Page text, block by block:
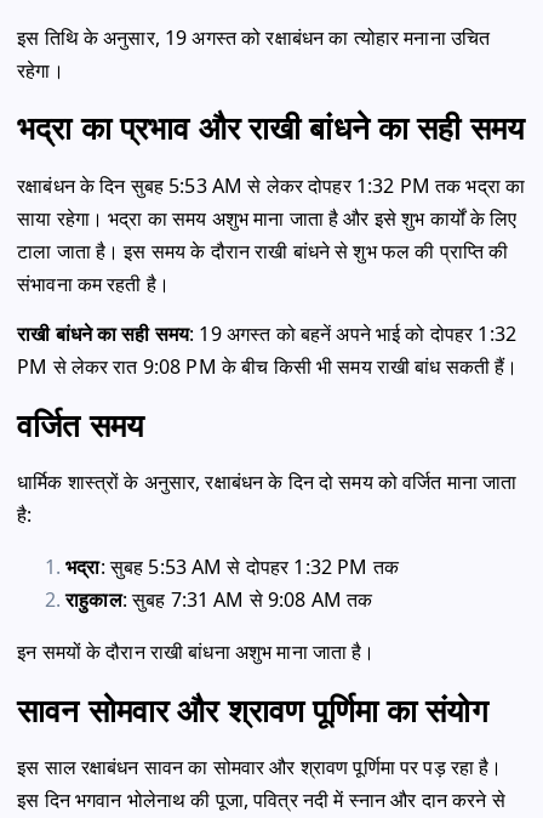
इस तिथि के अनुसार, 19 अगस्त को रक्षाबंधन का त्योहार मनाना उचित
रहेगा।
भद्रा का प्रभाव और राखी बांधने का सही समय
रक्षाबंधन के दिन सुबह 5:53 AM से लेकर दोपहर 1:32 PM तक भद्रा का
साया रहेगा। भद्रा का समय अशुभ माना जाता है और इसे शुभ कार्यों के लिए
टाला जाता है। इस समय के दौरान राखी बांधने से शुभ फल की प्राप्ति की
संभावना कम रहती है।
राखी बांधने का सही समय: 19 अगस्त को बहनें अपने भाई को दोपहर 1:32
PM से लेकर रात 9:08 PM के बीच किसी भी समय राखी बांध सकती हैं।
वर्जित समय
धार्मिक शास्त्रों के अनुसार, रक्षाबंधन के दिन दो समय को वर्जित माना जाता
है:
भद्रा: सुबह 5:53 AM से दोपहर 1:32 PM तक
राहुकाल: सुबह 7:31 AM से 9:08 AM तक
इन समयों के दौरान राखी बांधना अशुभ माना जाता है।
सावन सोमवार और श्रावण पूर्णिमा का संयोग
इस साल रक्षाबंधन सावन का सोमवार और श्रावण पूर्णिमा पर पड़ रहा है।
इस दिन भगवान भोलेनाथ की पूजा, पवित्र नदी में स्नान और दान करने से